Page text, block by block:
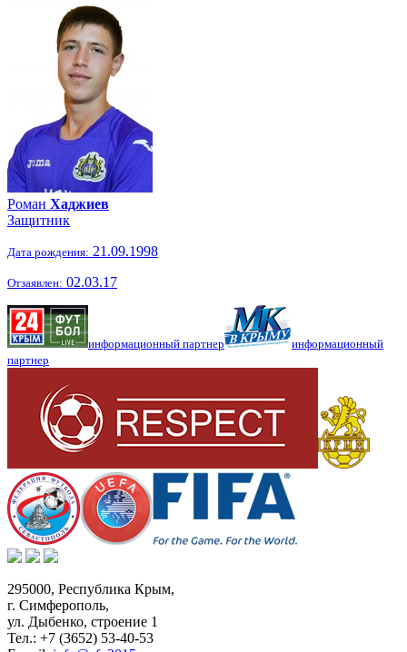
Роман Хаджиев
Защитник
Дата рождения: 21.09.1998
Отзаявлен: 02.03.17
информационный партнер
информационный
партнер
295000, Республика Крым,
г. Симферополь,
ул. Дыбенко, строение 1
Тел.: +7 (3652) 53-40-53